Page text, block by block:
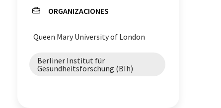
medicina personalizada
genética
aprendizaje automático
ORGANIZACIONES
Queen Mary University of London
Berliner Institut für
Gesundheitsforschung (BIh)